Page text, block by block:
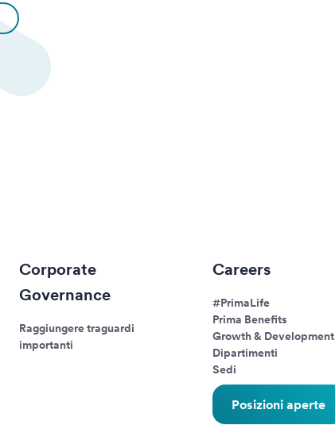
Corporate
Governance
Raggiungere traguardi
importanti
Careers
#PrimaLife
Prima Benefits
Growth & Development
Dipartimenti
Sedi
Posizioni aperte